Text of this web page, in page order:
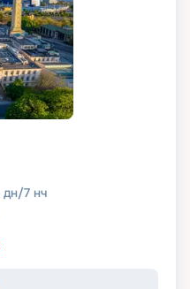
дн/7 нч